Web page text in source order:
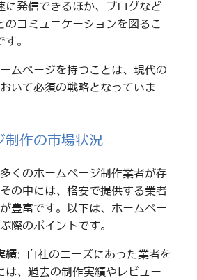
に発信できるほか、ブログなど
のコミュニケーションを図るこ
。
ムページを持つことは、現代の
いて必須の戦略となっていま
制作の市場状況
くのホームページ制作業者が存
の中には、格安で提供する業者
豊富です。以下は、ホームペー
際のポイントです。
績: 自社のニーズにあった業者を
は、過去の制作実績やレビュー